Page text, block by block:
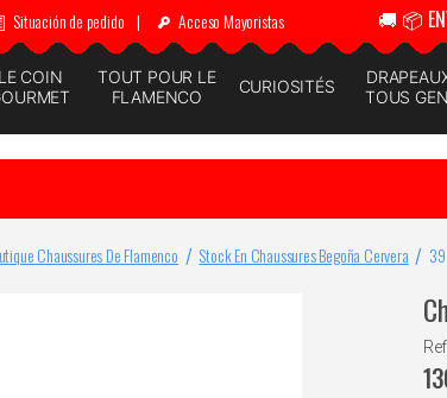
Situación de pedido | Acceso Mayoristas 🚚 📦
LE COIN
TOUT POUR LE
FLAMENCO
CURIOSITÉS
TOUS
Chaussures De Flamenco Stock En Chaussures Begoña Cervera 39